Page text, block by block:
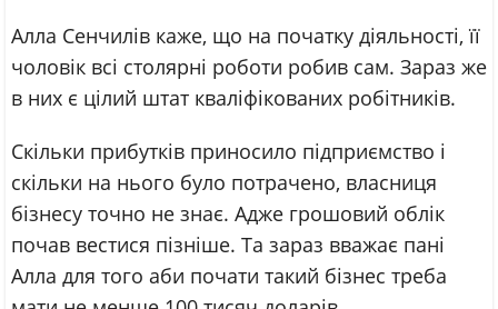
Алла Сенчилів каже, що на початку діяльності, її
чоловік всі столярні роботи робив сам. Зараз же
в них є цілий штат кваліфікованих робітників.
Скільки прибутків приносило підприємство і
скільки на нього було потрачено, власниця
бізнесу точно не знає. Адже грошовий облік
почав вестися пізніше. Та зараз вважає пані
Алла для того аби почати такий бізнес треба